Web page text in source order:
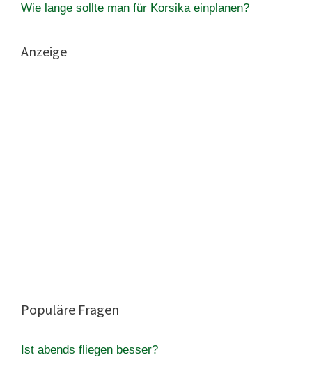
Wie lange sollte man für Korsika einplanen?
Anzeige
Populäre Fragen
Ist abends fliegen besser?